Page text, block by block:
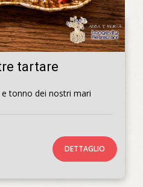
tartare
tonno dei nostri mari
DETTAGLIO